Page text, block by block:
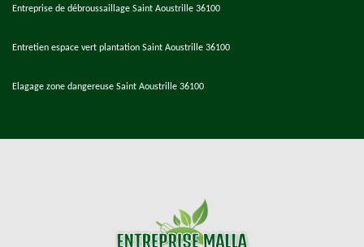
Entreprise de débroussaillage Saint Aoustrille 36100
Entretien espace vert plantation Saint Aoustrille 36100
Elagage zone dangereuse Saint Aoustrille 36100